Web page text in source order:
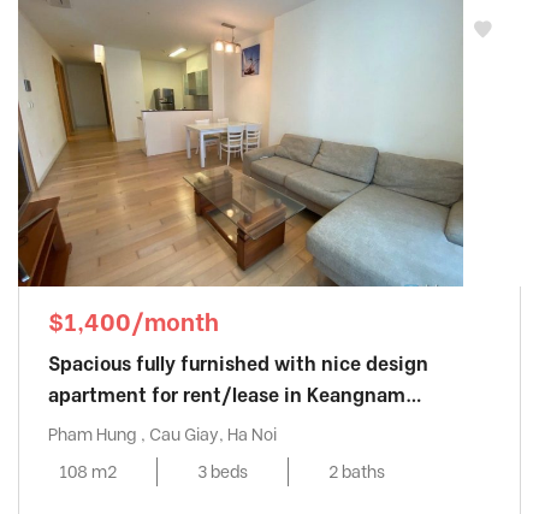
$1,400/month
Spacious fully furnished with nice design
apartment for rent/lease in Keangnam
Landmark
Pham Hung , Cau Giay, Ha Noi
108 m2
3 beds 2 baths